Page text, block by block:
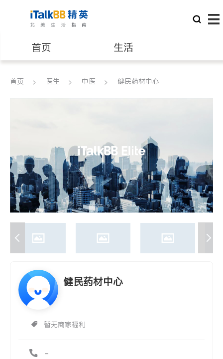
首页 生活
医生 律师
养老 非盈利组织
首页 医生 中医 健民药材中心
健民药材中心
暂无商家福利
-